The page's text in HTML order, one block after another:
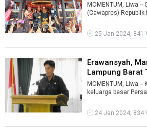
MOMENTUM, Liwa
(Cawapres)
Gan ...
25 Jan 2024, 841
Erawansyah,
Lampung Barat
MOMENTUM, Liwa
keluarga besar
24 Jan 2024, 834